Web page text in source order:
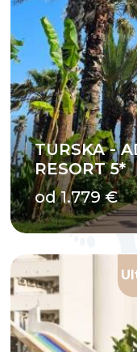
TURSKA -
RESORT 5*
od 1.779 €